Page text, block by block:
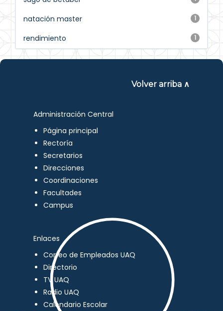
1
natación master
1
rendimiento
Volver arriba ∧
Administración Central
Página principal
Rectoría
Secretarios
Direcciones
Coordinaciones
Facultades
Campus
Enlaces
Correo de Empleados UAQ
Directorio
TV UAQ
Radio UAQ
Calendario Escolar